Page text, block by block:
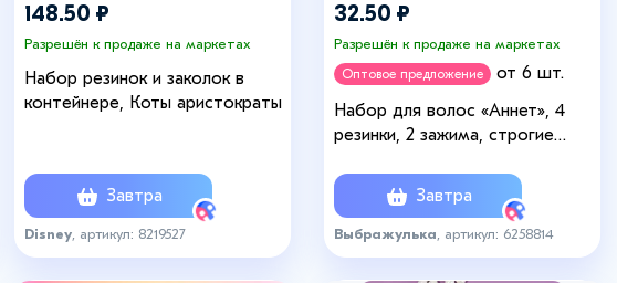
148.50 ₽
Разрешён к продаже на маркетах
Набор резинок и заколок в
контейнере, Коты аристократы
Завтра
Disney , артикул: 8219527
32.50 ₽
Разрешён к продаже на маркетах
Оптовое предложение
от 6 шт.
Набор для волос «Аннет», 4
резинки, 2 зажима, строгие
розовый
Завтра
Выбражулька , артикул: 6258814